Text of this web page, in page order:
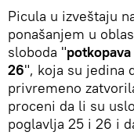
Picula u izveštaju
ponašanjem u
sloboda "
26", koja su jedina
privremeno
proceni da li su
poglavlja 25 i 26 i